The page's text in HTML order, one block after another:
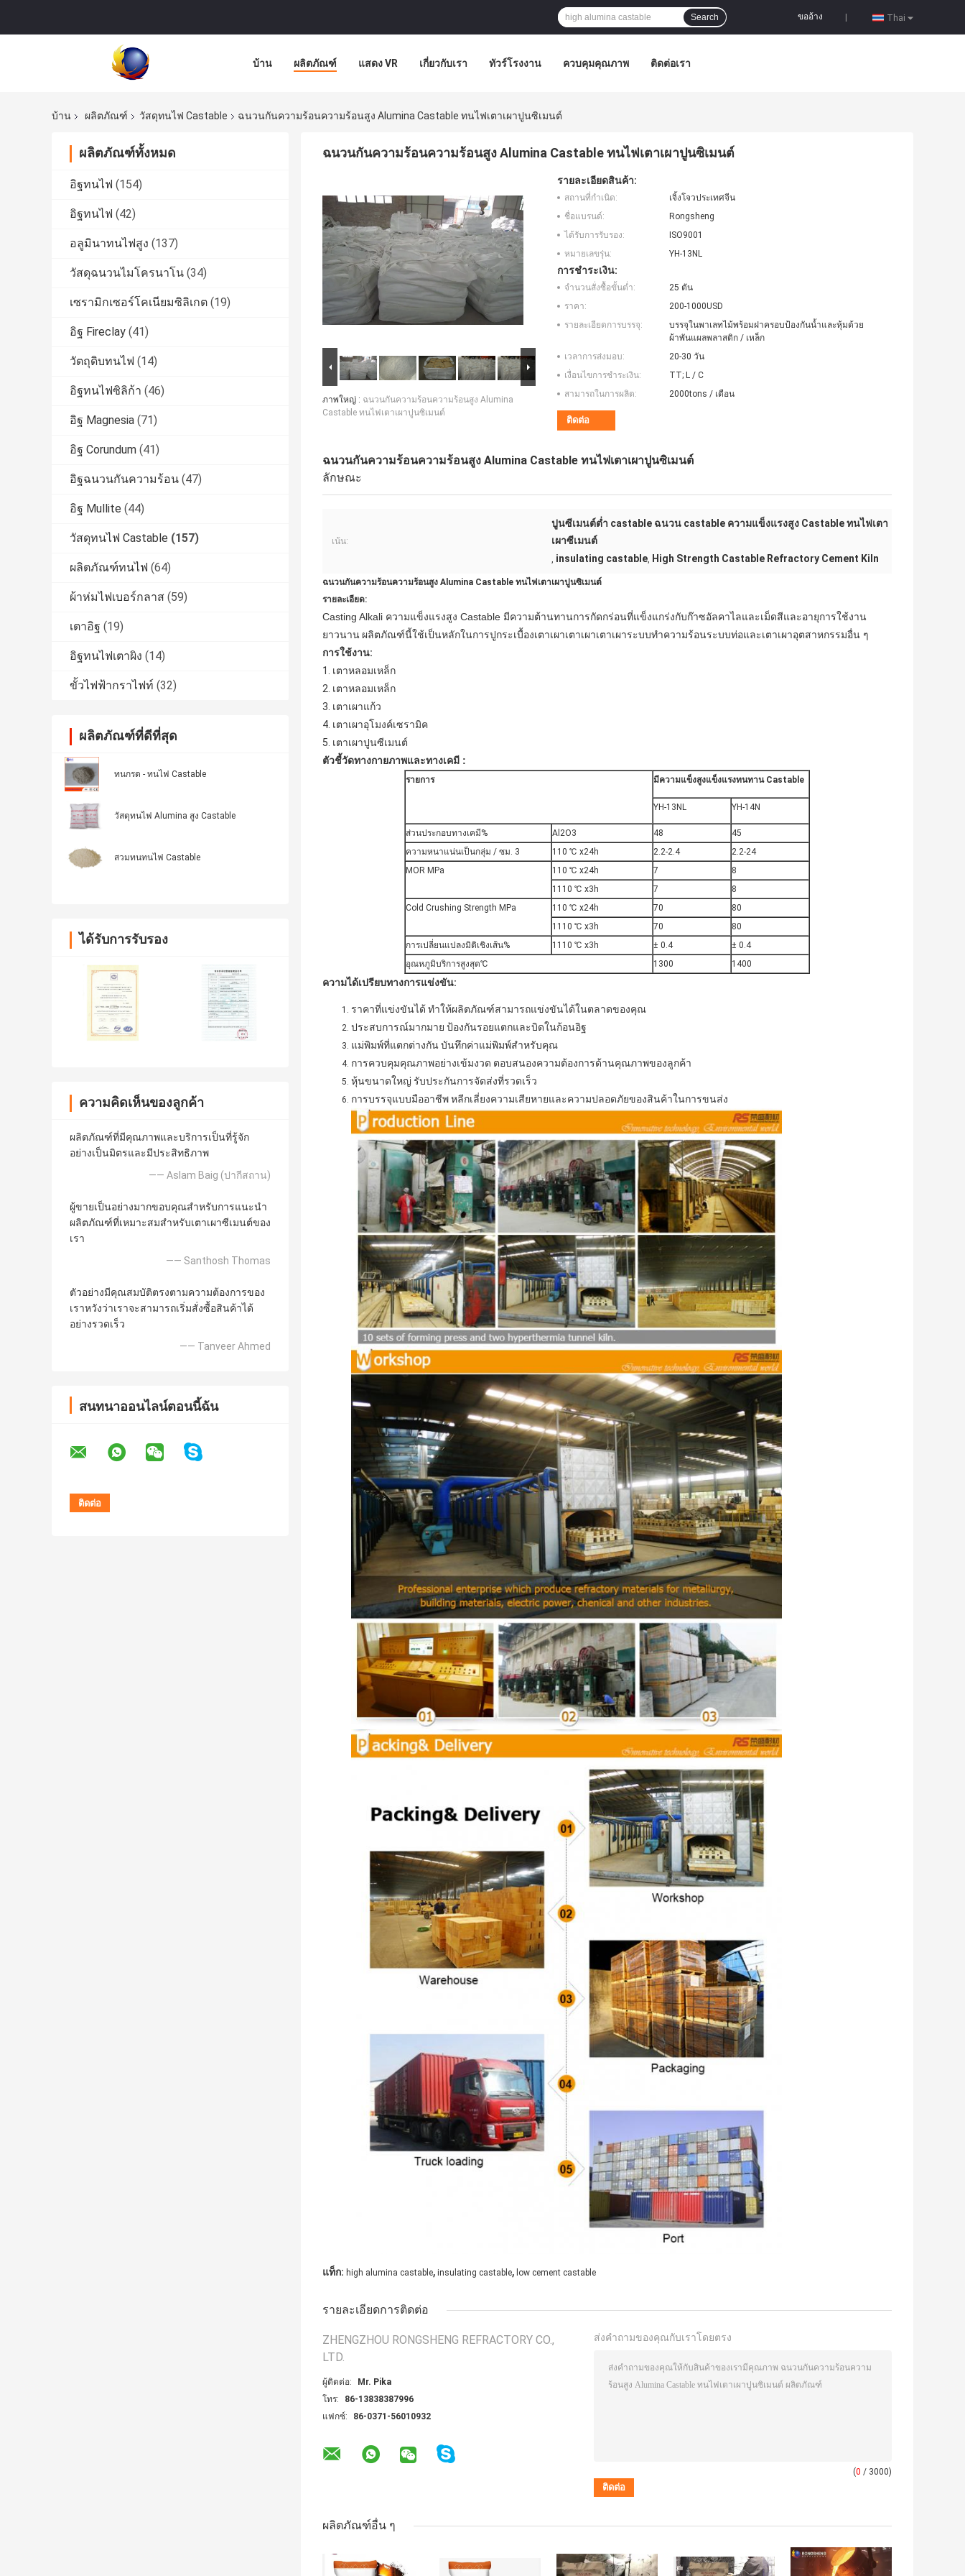
Thai
ขออ้าง
Search
บ้าน ผลิตภัณฑ์ แสดง VR เกี่ยวกับเรา ทัวร์โรงงาน ควบคุมคุณภาพ ติดต่อเรา
บ้าน ผลิตภัณฑ์ วัสดุทนไฟ Castable ฉนวนกันความร้อนความร้อนสูง Alumina Castable ทนไฟเตาเผาปูนซิเมนต์
ผลิตภัณฑ์ทั้งหมด
อิฐทนไฟ (154)
อิฐทนไฟ (42)
อลูมินาทนไฟสูง (137)
วัสดุฉนวนไมโครนาโน (34)
เซรามิกเซอร์โคเนียมซิลิเกต (19)
อิฐ Fireclay (41)
วัตถุดิบทนไฟ (14)
อิฐทนไฟซิลิก้า (46)
อิฐ Magnesia (71)
อิฐ Corundum (41)
อิฐฉนวนกันความร้อน (47)
อิฐ Mullite (44)
วัสดุทนไฟ Castable (157)
ผลิตภัณฑ์ทนไฟ (64)
ผ้าห่มไฟเบอร์กลาส (59)
เตาอิฐ (19)
อิฐทนไฟเตาผิง (14)
ขั้วไฟฟ้ากราไฟท์ (32)
ผลิตภัณฑ์ที่ดีที่สุด
ทนกรด - ทนไฟ Castable
วัสดุทนไฟ Alumina สูง Castable
สวมทนทนไฟ Castable
ได้รับการรับรอง
ความคิดเห็นของลูกค้า
ผลิตภัณฑ์ที่มีคุณภาพและบริการเป็นที่รู้จัก
อย่างเป็นมิตรและมีประสิทธิภาพ
—— Aslam Baig (ปากีสถาน)
ผู้ขายเป็นอย่างมากขอบคุณสำหรับการแนะนำ
ผลิตภัณฑ์ที่เหมาะสมสำหรับเตาเผาซีเมนต์ของ
เรา
—— Santhosh Thomas
ตัวอย่างมีคุณสมบัติตรงตามความต้องการของ
เราหวังว่าเราจะสามารถเริ่มสั่งซื้อสินค้าได้
อย่างรวดเร็ว
—— Tanveer Ahmed
สนทนาออนไลน์ตอนนี้ฉัน
ฉนวนกันความร้อนความร้อนสูง Alumina Castable ทนไฟเตาเผาปูนซิเมนต์
ภาพใหญ่ : ฉนวนกันความร้อนความร้อนสูง Alumina
Castable ทนไฟเตาเผาปูนซิเมนต์
รายละเอียดสินค้า:
สถานที่กำเนิด:
เจิ้งโจวประเทศจีน
ชื่อแบรนด์:
Rongsheng
ได้รับการรับรอง:
ISO9001
หมายเลขรุ่น:
YH-13NL
การชำระเงิน:
จำนวนสั่งซื้อขั้นต่ำ:
25 ตัน
ราคา:
200-1000USD
รายละเอียดการบรรจุ:
บรรจุในพาเลทไม้พร้อมฝาครอบป้องกันน้ำและหุ้มด้วย
ผ้าพันแผลพลาสติก / เหล็ก
เวลาการส่งมอบ:
20-30 วัน
เงื่อนไขการชำระเงิน:
TT; L ​​/ C
สามารถในการผลิต:
2000tons / เดือน
ติดต่อ
ฉนวนกันความร้อนความร้อนสูง Alumina Castable ทนไฟเตาเผาปูนซิเมนต์
ลักษณะ
เน้น:
ปูนซีเมนต์ต่ำ castable ฉนวน castable ความแข็งแรงสูง Castable ทนไฟเตา
เผาซีเมนต์
, insulating castable, High Strength Castable Refractory Cement Kiln
ฉนวนกันความร้อนความร้อนสูง Alumina Castable ทนไฟเตาเผาปูนซิเมนต์
รายละเอียด:
Casting Alkali ความแข็งแรงสูง Castable มีความต้านทานการกัดกร่อนที่แข็งแกร่งกับก๊าซอัลคาไลและเม็ดสีและอายุการใช้งาน
ยาวนาน ผลิตภัณฑ์นี้ใช้เป็นหลักในการปูกระเบื้องเตาเผาเตาเผาเตาเผาระบบทำความร้อนระบบท่อและเตาเผาอุตสาหกรรมอื่น ๆ
การใช้งาน:
1. เตาหลอมเหล็ก
2. เตาหลอมเหล็ก
3. เตาเผาแก้ว
4. เตาเผาอุโมงค์เซรามิค
5. เตาเผาปูนซีเมนต์
ตัวชี้วัดทางกายภาพและทางเคมี :
รายการ มีความแข็งสูงแข็งแรงทนทาน Castable
YH-13NL YH-14N
ส่วนประกอบทางเคมี% Al2O3 48
45
ความหนาแน่นเป็นกลุ่ม / ซม. 3
110 ℃ x24h 2.2-2.4
2.2-24
MOR MPa
110 ℃ x24h 7
8
1110 ℃ x3h
7
8
Cold Crushing Strength MPa
110 ℃ x24h 70
80
1110 ℃ x3h
70
80
การเปลี่ยนแปลงมิติเชิงเส้น%
1110 ℃ x3h ± 0.4
± 0.4
อุณหภูมิบริการสูงสุด℃
1300 1400
ความได้เปรียบทางการแข่งขัน:
ราคาที่แข่งขันได้ ทำให้ผลิตภัณฑ์สามารถแข่งขันได้ในตลาดของคุณ
ประสบการณ์มากมาย ป้องกันรอยแตกและบิดในก้อนอิฐ
แม่พิมพ์ที่แตกต่างกันบันทึกค่าแม่พิมพ์สำหรับคุณ
การควบคุมคุณภาพอย่างเข้มงวด ตอบสนองความต้องการด้านคุณภาพของลูกค้า
หุ้นขนาดใหญ่ รับประกันการจัดส่งที่รวดเร็ว
การบรรจุแบบมืออาชีพหลีกเลี่ยงความเสียหายและความปลอดภัยของสินค้าในการขนส่ง
แท็ก: high alumina castable, insulating castable, low cement castable
รายละเอียดการติดต่อ
ZHENGZHOU RONGSHENG REFRACTORY CO.,
LTD.
ผู้ติดต่อ:
Mr. Pika
โทร:
86-13838387996
แฟกซ์:
86-0371-56010932
ส่งคำถามของคุณกับเราโดยตรง
(0 / 3000)
ผลิตภัณฑ์อื่น ๆ